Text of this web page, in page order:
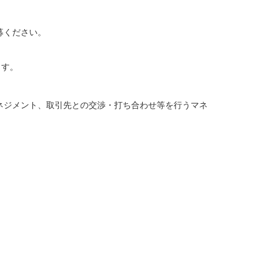
ださい。
。
メント、取引先との交渉・打ち合わせ等を行うマネ